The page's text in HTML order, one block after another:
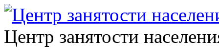
Центр занятости